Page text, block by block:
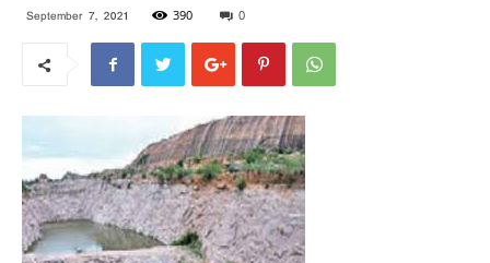
September 7, 2021 390 0